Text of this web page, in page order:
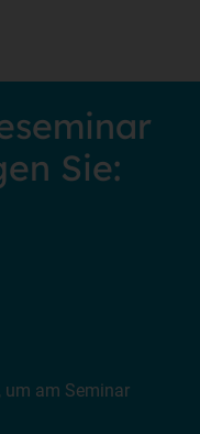
Sie:
um am Seminar